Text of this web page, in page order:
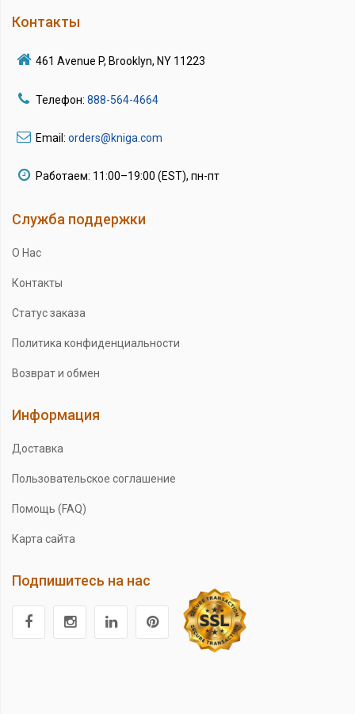
Контакты
461 Avenue P, Brooklyn, NY 11223
Телефон: 888-564-4664
Email: orders@kniga.com
Работаем: 11:00–19:00 (EST), пн-пт
Служба поддержки
О Нас
Контакты
Статус заказа
Политика конфиденциальности
Возврат и обмен
Информация
Доставка
Пользовательское соглашение
Помощь (FAQ)
Карта сайта
Подпишитесь на нас